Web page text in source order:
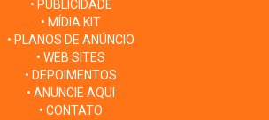
• PUBLICIDADE
• MÍDIA KIT
• PLANOS DE ANÚNCIO
• WEB SITES
• DEPOIMENTOS
• ANUNCIE AQUI
• CONTATO